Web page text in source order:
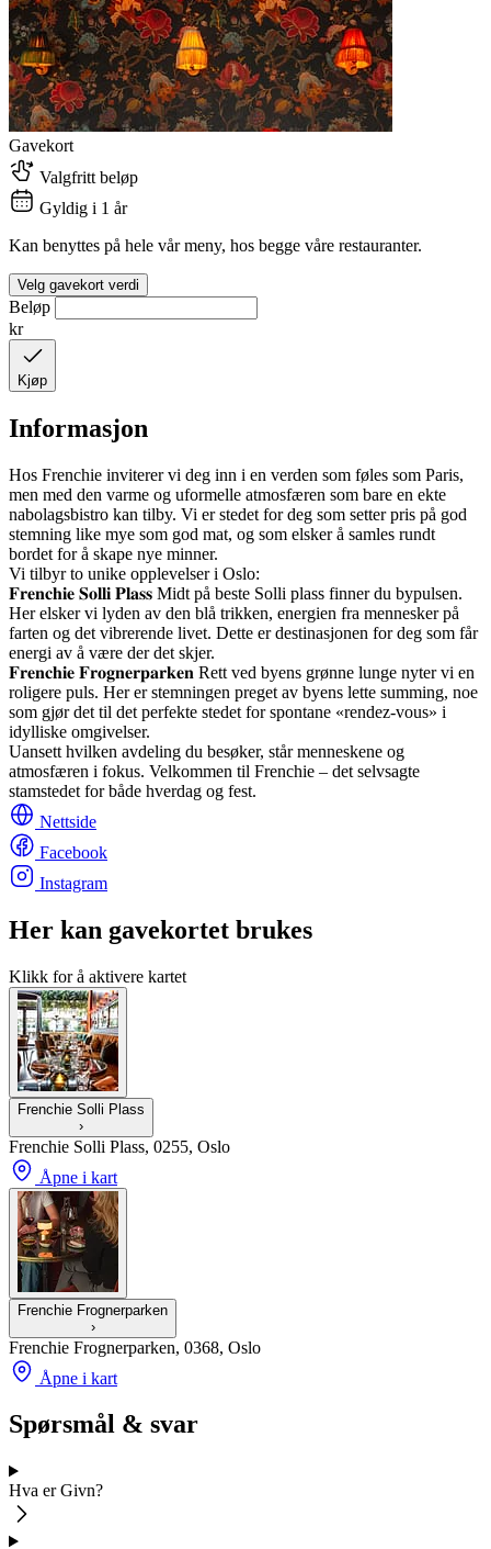
Gavekort
Valgfritt beløp
Gyldig i 1 år
Kan benyttes på hele vår meny, hos begge våre restauranter.
Velg gavekort verdi
Beløp
kr
Kjøp
Informasjon
Hos Frenchie inviterer vi deg inn i en verden som føles som Paris,
men med den varme og uformelle atmosfæren som bare en ekte
nabolagsbistro kan tilby. Vi er stedet for deg som setter pris på god
stemning like mye som god mat, og som elsker å samles rundt
bordet for å skape nye minner.
Vi tilbyr to unike opplevelser i Oslo:
𝐅𝐫𝐞𝐧𝐜𝐡𝐢𝐞 𝐒𝐨𝐥𝐥𝐢 𝐏𝐥𝐚𝐬𝐬 Midt på beste Solli plass finner du bypulsen.
Her elsker vi lyden av den blå trikken, energien fra mennesker på
farten og det vibrerende livet. Dette er destinasjonen for deg som får
energi av å være der det skjer.
𝐅𝐫𝐞𝐧𝐜𝐡𝐢𝐞 𝐅𝐫𝐨𝐠𝐧𝐞𝐫𝐩𝐚𝐫𝐤𝐞𝐧 Rett ved byens grønne lunge nyter vi en
roligere puls. Her er stemningen preget av byens lette summing, noe
som gjør det til det perfekte stedet for spontane «rendez-vous» i
idylliske omgivelser.
Uansett hvilken avdeling du besøker, står menneskene og
atmosfæren i fokus. Velkommen til Frenchie – det selvsagte
stamstedet for både hverdag og fest.
Nettside
Facebook
Instagram
Her kan gavekortet brukes
Klikk for å aktivere kartet
Frenchie Solli Plass
›
Frenchie Solli Plass, 0255, Oslo
Åpne i kart
Frenchie Frognerparken
›
Frenchie Frognerparken, 0368, Oslo
Åpne i kart
Spørsmål & svar
Hva er Givn?